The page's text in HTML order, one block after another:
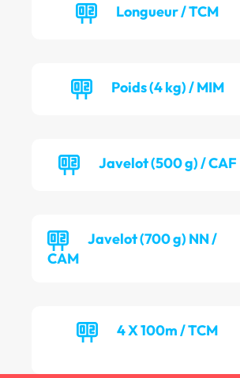
Longueur / TCM
Poids (4 kg) / MIM
Javelot (500 g) / CAF
Javelot (700 g) NN /
CAM
4 X 100m / TCM